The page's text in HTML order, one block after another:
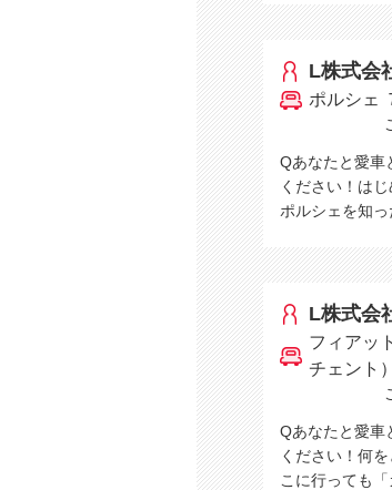
L株式会
ポルシェ
Qあなたと愛車
ください！は
ポルシェを知
L株式会
フィアッ
チェント）
Qあなたと愛車
ください！何
こに行っても